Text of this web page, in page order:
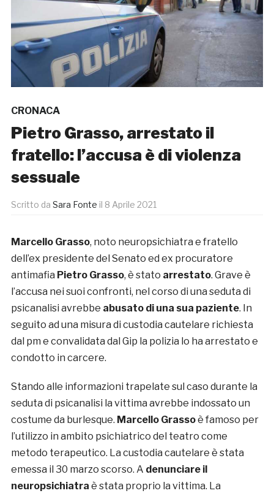
CRONACA
Pietro Grasso, arrestato il
fratello: l’accusa è di violenza
sessuale
Scritto da Sara Fonte il 8 Aprile 2021
Marcello Grasso, noto neuropsichiatra e fratello
dell’ex presidente del Senato ed ex procuratore
antimafia Pietro Grasso, è stato arrestato. Grave è
l’accusa nei suoi confronti, nel corso di una seduta di
psicanalisi avrebbe abusato di una sua paziente. In
seguito ad una misura di custodia cautelare richiesta
dal pm e convalidata dal Gip la polizia lo ha arrestato e
condotto in carcere.
Stando alle informazioni trapelate sul caso durante la
seduta di psicanalisi la vittima avrebbe indossato un
costume da burlesque. Marcello Grassoè famoso per
l’utilizzo in ambito psichiatrico del teatro come
metodo terapeutico. La custodia cautelare è stata
emessa il 30 marzo scorso. A denunciare il
neuropsichiatra è stata proprio la vittima. La